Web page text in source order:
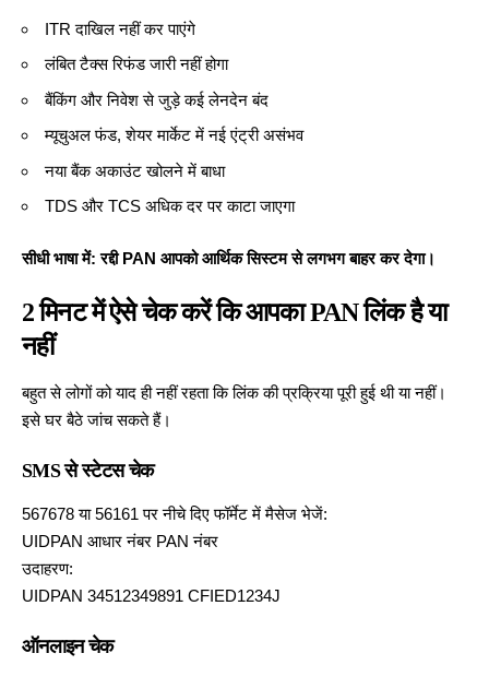
ITR दाखिल नहीं कर पाएंगे
लंबित टैक्स रिफंड जारीनहीं होगा
बैंकिंग और निवेश से जुड़े कई लेनदेन बंद
म्यूचुअल फंड, शेयर मार्केट में नई एंट्री असंभव
नया बैंक अकाउंट खोलने में बाधा
TDS और TCS अधिक दर पर काटा जाएगा
सीधी भाषा में: रद्दी PAN आपको आर्थिक सिस्टम से लगभग बाहर कर देगा।
2 मिनट में ऐसे चेक करें कि आपका PAN लिंक है या
नहीं
बहुत से लोगों को याद ही नहीं रहता कि लिंक की प्रक्रियापूरी हुई थी या नहीं।
इसे घर बैठेजांच सकते हैं।
SMS से स्टेटस चेक
567678 या 56161 पर नीचे दिए फॉर्मेटमें मैसेज भेजें:
UIDPAN आधार नंबर PAN नंबर
उदाहरण:
UIDPAN 34512349891 CFIED1234J
ऑनलाइन चेक